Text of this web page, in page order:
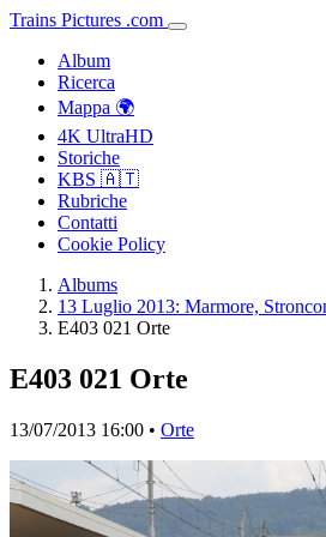
Trains Pictures .com
Album
Ricerca
Mappa 🌍
4K UltraHD
Storiche
KBS 🇦🇹
Rubriche
Contatti
Cookie Policy
Albums
13 Luglio 2013: Marmore,
E403 021 Orte
E403 021 Orte
13/07/2013 16:00 • Orte